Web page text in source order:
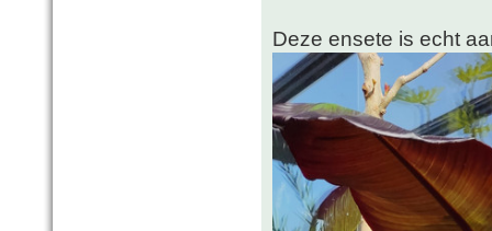
Deze ensete is echt